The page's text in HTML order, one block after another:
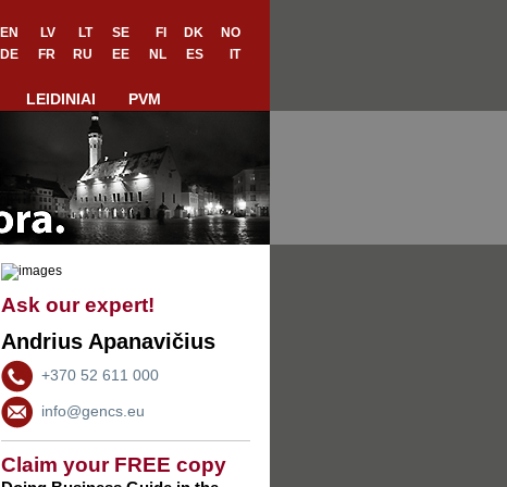
EN LV LT SE FI DK
NO
DE
FR RU EE NL ES IT
LEIDINIAI PVM
Ask our expert!
Andrius Apanavičius
+370 52 611 000
info@gencs.eu
Claim your FREE copy